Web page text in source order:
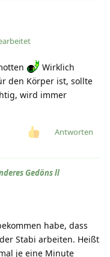
Wirklich
den Körper ist, sollte
wird immer
Antworten
Gedöns ll
habe, dass
Stabi arbeiten. Heißt
je eine Minute